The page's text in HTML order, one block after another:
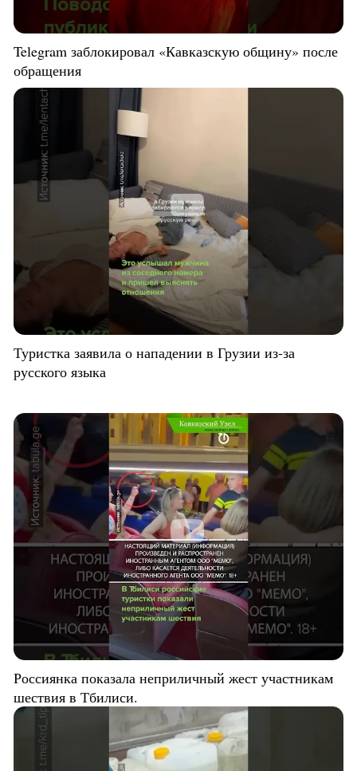
Telegram заблокировал «Кавказскую общину» после
обращения
Туристка заявила о нападении в Грузии из-за
русского языка
Россиянка показала неприличный жест участникам
шествия в Тбилиси.